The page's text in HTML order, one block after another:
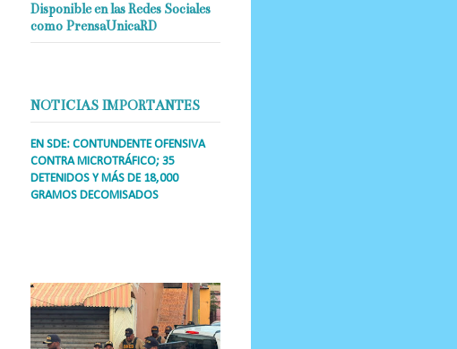
Disponible en las Redes Sociales
como PrensaUnicaRD
NOTICIAS IMPORTANTES
EN SDE: CONTUNDENTE OFENSIVA
CONTRA MICROTRÁFICO; 35
DETENIDOS Y MÁS DE 18,000
GRAMOS DECOMISADOS